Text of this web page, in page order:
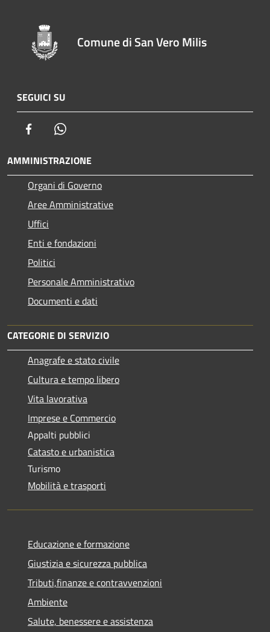
Comune di San Vero Milis
SEGUICI SU
Facebook
AMMINISTRAZIONE
Organi di Governo
Aree Amministrative
Uffici
Enti e fondazioni
Politici
Personale Amministrativo
Documenti e dati
CATEGORIE DI SERVIZIO
Anagrafe e stato civile
Cultura e tempo libero
Vita lavorativa
Imprese e Commercio
Appalti pubblici
Catasto e urbanistica
Turismo
Mobilità e trasporti
Educazione e formazione
Giustizia e sicurezza pubblica
Tributi,finanze e contravvenzioni
Ambiente
Salute, benessere e assistenza